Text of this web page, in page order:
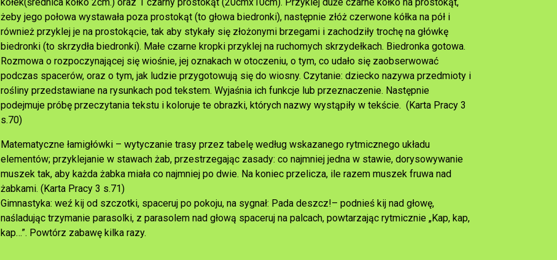
żeby jego połowa wystawała poza prostokąt (to głowa biedronki), następnie złóż czerwone kółka na pół i
również przyklej je na prostokącie, tak aby stykały się złożonymi brzegami i zachodziły trochę na główkę
biedronki (to skrzydła biedronki). Małe czarne kropki przyklej na ruchomych skrzydełkach. Biedronka gotowa.
Rozmowa o rozpoczynającej się wiośnie, jej oznakach w otoczeniu, o tym, co udało się zaobserwować
podczas spacerów, oraz o tym, jak ludzie przygotowują się do wiosny. Czytanie: dziecko nazywa przedmioty i
rośliny przedstawiane na rysunkach pod tekstem. Wyjaśnia ich funkcje lub przeznaczenie. Następnie
podejmuje próbę przeczytania tekstu i koloruje te obrazki, których nazwy wystąpiły w tekście. (Karta Pracy 3
s.70)
Matematyczne łamigłówki – wytyczanie trasy przez tabelę według wskazanego rytmicznego układu
elementów; przyklejanie w stawach żab, przestrzegając zasady: co najmniej jedna w stawie, dorysowywanie
muszek tak, aby każda żabka miała co najmniej po dwie. Na koniec przelicza, ile razem muszek fruwa nad
żabkami. (Karta Pracy 3 s.71)
Gimnastyka: weź kij od szczotki, spaceruj po pokoju, na sygnał: Pada deszcz!– podnieś kij nad głowę,
naśladując trzymanie parasolki, z parasolem nad głową spaceruj na palcach, powtarzając rytmicznie „Kap, kap,
kap…”. Powtórz zabawę kilka razy.